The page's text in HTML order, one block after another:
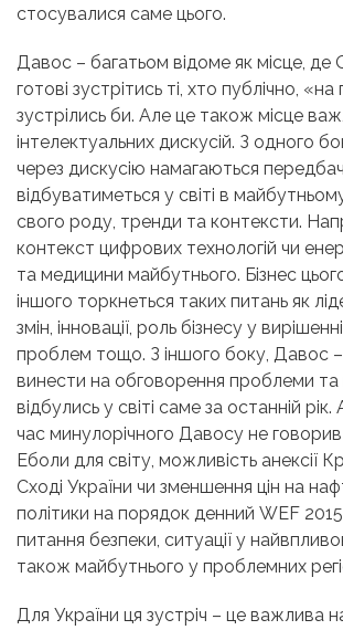
стосувалися саме цього.
Давос – багатьом відоме як місце,
готові зустрітись ті, хто публічно,
зустрілись би. Але це також місце
інтелектуальних дискусій. З одного
через дискусію намагаються
відбуватиметься у світі в
свого роду, тренди та контексти.
контекст цифрових технологій чи
та медицини майбутнього. Бізнес
іншого торкнеться таких питань як
змін, інновації, роль бізнесу у
проблем тощо. З іншого боку, Давос
винести на обговорення проблеми та
відбулись у світі саме за останній
час минулорічного Давосу не
Еболи для світу, можливість анексії
Сході України чи зменшення цін на
політики на порядок денний WEF
питання безпеки, ситуації у
також майбутнього у проблемних
Для України ця зустріч – це важлива